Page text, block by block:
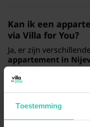
Toestemming
Kan ik een
via Villa for You?
Ja, er zijn
appartement in
zoekt. Deze
rustige ligging
bezocht, zodat je